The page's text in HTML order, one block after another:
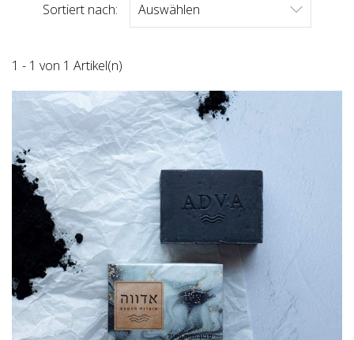
Sortiert nach: Auswählen 
1 - 1 von 1 Artikel(n)